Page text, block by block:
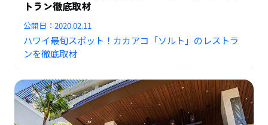
トラン徹底取材
公開日：2020.02.11
ハワイ最旬スポット！カカアコ「ソルト」のレストラ
ンを徹底取材